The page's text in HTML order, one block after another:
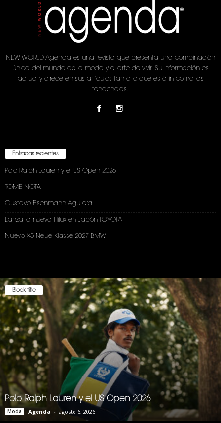
NEW WORLD Agenda es una revista que presenta una combinación
única del mundo de la moda y el arte de vivir. Su información es
actual y ofrece en sus artículos tanto lo que está in como las
tendencias.
Entradas recientes
Polo Ralph Lauren y el US Open 2026
TOME NOTA
Gustavo Eisenmann Aguilera
Lanza la nueva Hilux en Japón TOYOTA
Nuevo X5 Neue Klasse 2027 BMW
Block title
Polo Ralph Lauren y el US Open 2026
Moda Agenda - agosto 6, 2026